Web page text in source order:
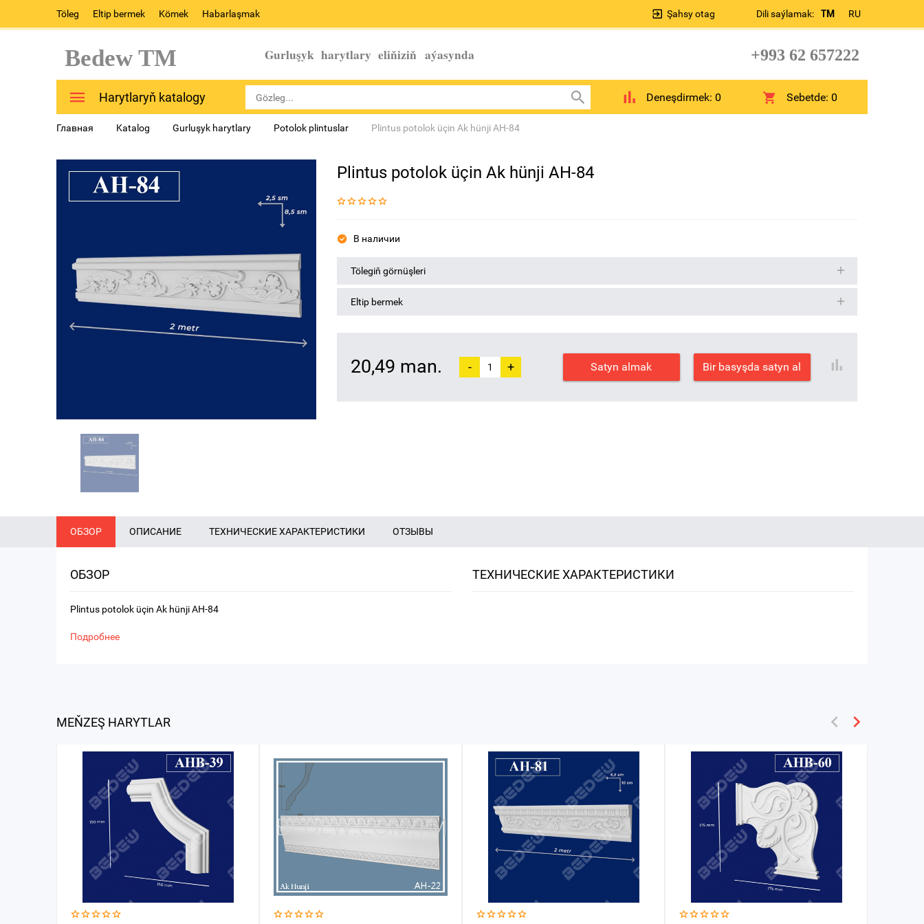
Töleg Eltip bermek Kömek Habarlaşmak Dili saýlamak: TM RU
Şahsy otag
Bedew TM Gurluşyk harytlary eliňiziň aýasynda +993 62 657222
Harytlaryň katalogy Deneşdirmek: 0 Sebetde:0
Главная Katalog Gurluşyk harytlary Potolok plintuslar Plintus potolok üçin Ak hünji AH-84
Plintus potolok üçin Ak hünji AH-84
В наличии
Tölegiň görnüşleri
Eltip bermek
20,49 man. - + Satyn almak Bir basyşda satyn al
ОБЗОР ОПИСАНИЕ ТЕХНИЧЕСКИЕ ХАРАКТЕРИСТИКИ ОТЗЫВЫ
ОБЗОР
Plintus potolok üçin Ak hünji AH-84
Подробнее
ТЕХНИЧЕСКИЕ ХАРАКТЕРИСТИКИ
MEŇZEŞ HARYTLAR